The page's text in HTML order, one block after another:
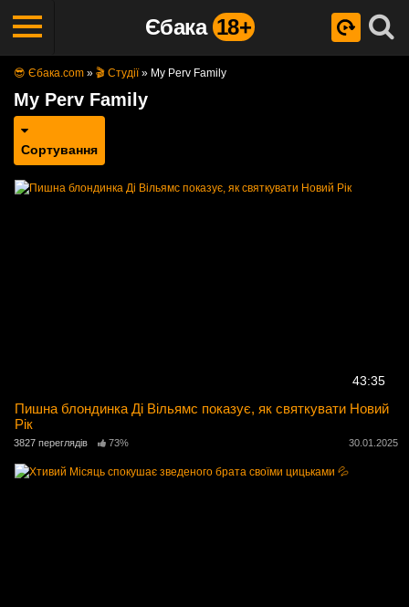
Єбака 18+
😎 Єбака.com » 🎬 Студії» My Perv Family
My Perv Family
Сортування
43:35
Пишна блондинка Ді Вільямс показує, як святкувати Новий
Рік
3827 переглядів 73% 30.01.2025